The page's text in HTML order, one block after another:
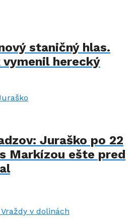
staničný hlas.
vymenil herecký
Juraško po 22
Markízou ešte pred